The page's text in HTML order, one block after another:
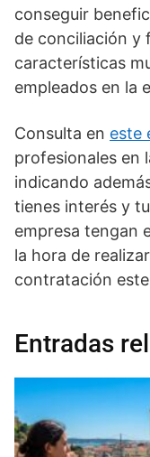
conseguir
de conciliación y
características
empleados en la
Consulta en este
profesionales en
indicando
tienes interés y
empresa tengan
la hora de
contratación
Entradas